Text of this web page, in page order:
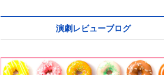
演劇レビューブログ